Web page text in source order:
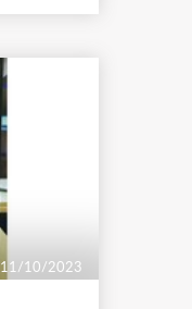
11/10/2023